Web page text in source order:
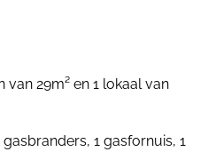
van 29m² en 1 lokaal van
1 gasfornuis, 1